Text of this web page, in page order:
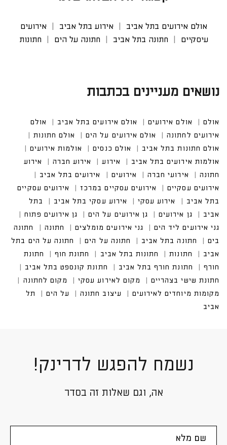
אולם אירועים בתל אביב אירוע בתל אביב
אירועים
עיסקיים
חתונה בתל אביב חתונה על הים חתונות
נושאים מעניינים בכתבות
אולם אולם אירועים אולם אירועים בתל אביב
אולם אי
רועים לחתונה
אולם אירועים על הים
אולם חתונות
אולם חתונות בתל אביב
אולם כנסים
אולמות אירועים
אולמות אירועים בתל אביב
אירועים בתל אביב
אירועים עסקיים במרכז
אירועים עסקיים בתל אביב
נשמח להפגש לדרינק!
אה, וגם שאלות זה בסדר